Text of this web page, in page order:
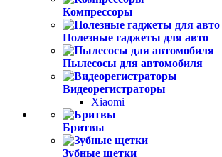
Компрессоры
Полезные гаджеты для авто
Пылесосы для автомобиля
Видеорегистраторы
Xiaomi
Бритвы
Зубные щетки